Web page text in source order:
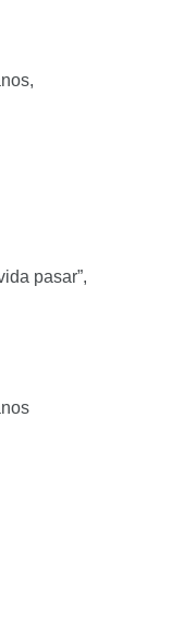
pasar”,